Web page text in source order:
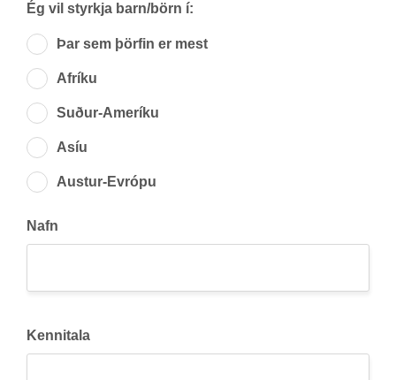
Ég vil styrkja barn/börn í:
Þar sem þörf­in er mest
Afr­íku
Suð­ur-Am­er­íku
Asíu
Aust­ur-Evr­ópu
Nafn
Kennitala